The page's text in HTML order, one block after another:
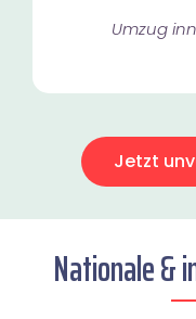
Umzug
Jetzt
Nationale &